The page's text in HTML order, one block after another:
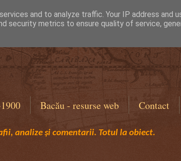
Bacău - resurse web Contact
analize și comentarii. Totul la obiect.
and to analyze traffic. Your IP address and
security metrics to ensure quality of service,